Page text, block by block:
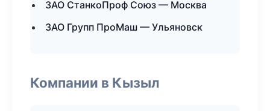
ЗАО СтанкоПроф Союз — Москва
ЗАО Групп ПроМаш — Ульяновск
Компании в Кызыл